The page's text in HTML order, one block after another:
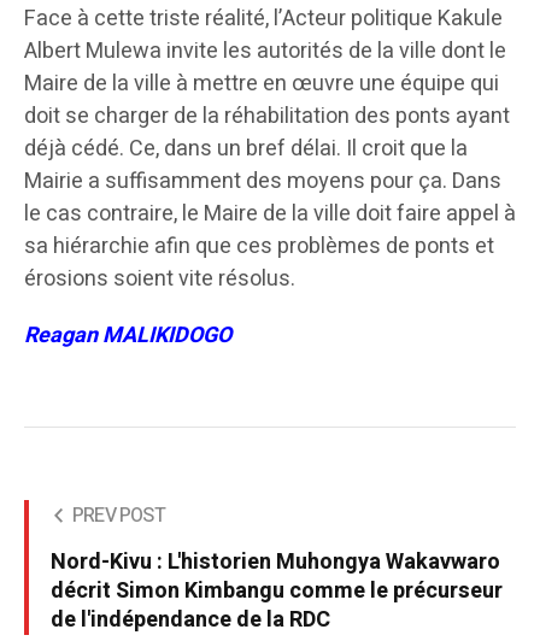
Face à cette triste réalité, l’Acteur politique Kakule
Albert Mulewa invite les autorités de la ville dont le
Maire de la ville à mettre en œuvre une équipe qui
doit se charger de la réhabilitation des ponts ayant
déjà cédé. Ce, dans un bref délai. Il croit que la
Mairie a suffisamment des moyens pour ça. Dans
le cas contraire, le Maire de la ville doit faire appel à
sa hiérarchie afin que ces problèmes de ponts et
érosions soient vite résolus.
Reagan MALIKIDOGO
PREV POST
Nord-Kivu : L'historien Muhongya Wakavwaro
décrit Simon Kimbangu comme le précurseur
de l'indépendance de la RDC